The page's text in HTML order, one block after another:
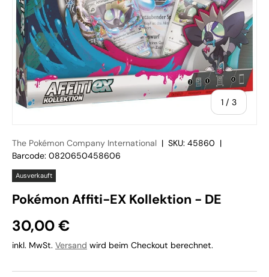
1 / von
3
The Pokémon Company International | SKU: 45860 |
Barcode: 0820650458606
Ausverkauft
Pokémon Affiti-EX Kollektion - DE
30,00 €
inkl. MwSt. Versand wird beim Checkout berechnet.